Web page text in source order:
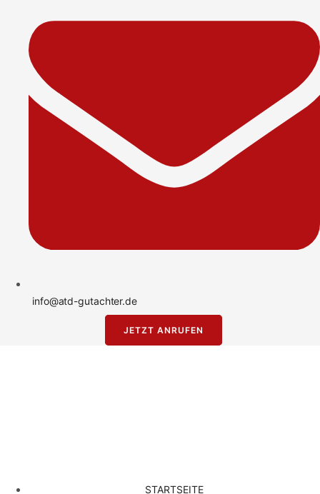
info@atd-gutachter.de
JETZT ANRUFEN
STARTSEITE